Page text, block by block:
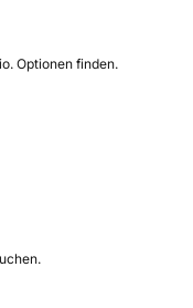
Optionen finden.